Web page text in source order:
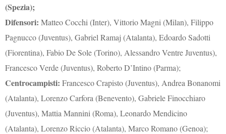
(Spezia);
Difensori: Matteo Cocchi (Inter), Vittorio Magni (Milan), Filippo
Pagnucco (Juventus), Gabriel Ramaj (Atalanta), Edoardo Sadotti
(Fiorentina), Fabio De Sole (Torino), Alessandro Ventre Juventus),
Francesco Verde (Juventus), Roberto D’Intino (Parma);
Centrocampisti: Francesco Crapisto (Juventus), Andrea Bonanomi
(Atalanta), Lorenzo Carfora (Benevento), Gabriele Finocchiaro
(Juventus), Mattia Mannini (Roma), Leonardo Mendicino
(Atalanta), Lorenzo Riccio (Atalanta), Marco Romano (Genoa);